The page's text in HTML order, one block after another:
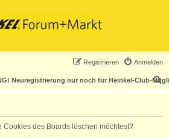
Anmelden
Registrieren
Neuregistrierung nur noch für Heinkel-Club-
S
u
Cookies des Boards löschen möchtest?